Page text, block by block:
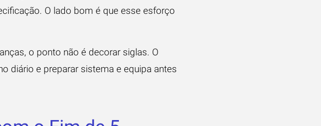
O lado bom é que esse esforço
o ponto não é decorar siglas. O
diário e preparar sistema e equipa antes